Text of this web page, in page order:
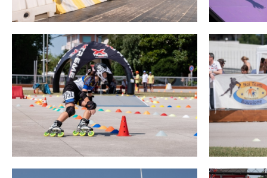
Mappa del sito